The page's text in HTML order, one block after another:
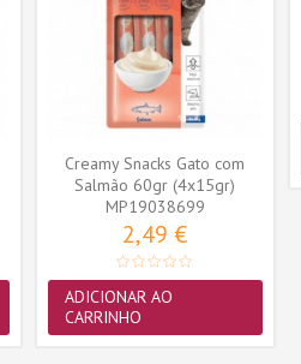
Creamy Snacks Gato com
Salmão 60gr (4x15gr)
MP19038699
2,49 €
ADICIONAR AO
CARRINHO